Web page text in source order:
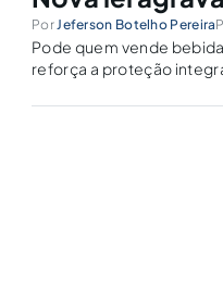
PorJeferson Botelho Pereira
Pode quem vende
reforça a proteção